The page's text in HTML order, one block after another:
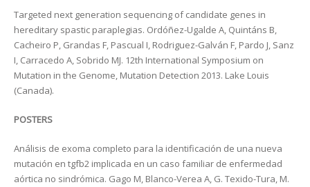
Targeted next generation sequencing of candidate genes in
hereditary spastic paraplegias. Ordóñez-Ugalde A, Quintáns B,
Cacheiro P, Grandas F, Pascual I, Rodriguez-Galván F, Pardo J, Sanz
I, Carracedo A, Sobrido MJ. 12th International Symposium on
Mutation in the Genome, Mutation Detection 2013. Lake Louis
(Canada).
POSTERS
Análisis de exoma completo para la identificación de una nueva
mutación en tgfb2 implicada en un caso familiar de enfermedad
aórtica no sindrómica. Gago M, Blanco-Verea A, G. Texido-Tura, M.